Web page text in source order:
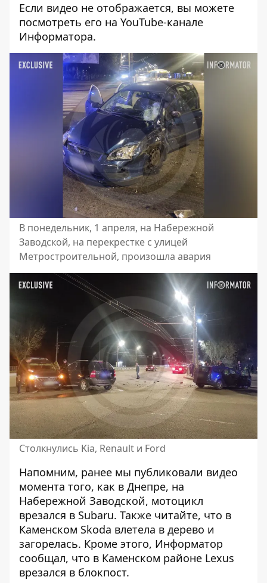
Если видео не отображается, вы можете
посмотреть его на YouTube-канале
Информатора.
В понедельник, 1 апреля, на Набережной
Заводской, на перекрестке с улицей
Метростроительной, произошла авария
Столкнулись Kia, Renault и Ford
Напомним, ранее мы публиковали видео
момента того, как в Днепре, на
Набережной Заводской, мотоцикл
врезался в Subaru. Также читайте, что в
Каменском Skoda влетела в дерево и
загорелась. Кроме этого, Информатор
сообщал, что в Каменском районе Lexus
врезался в блокпост.